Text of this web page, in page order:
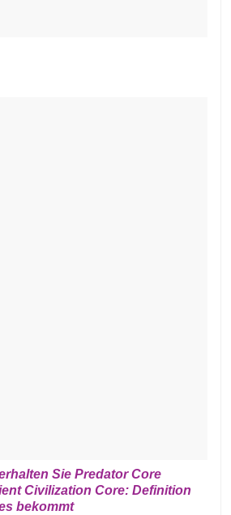
Sie Predator Core
Civilization Core: Definition
bekommt